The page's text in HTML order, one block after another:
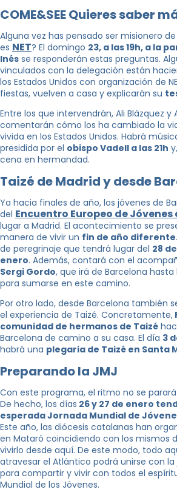
COME&SEE Quieres saber
Alguna vez has pensado ser misionero
es NET? El domingo 23, a las 19h, a la
Inés se responderán estas preguntas.
vinculados con la delegación están
los Estados Unidos con organización de
fiestas, vuelven a casa y explicarán su
Entre los que intervendrán, Ali Blázquez y
comentarán cómo los ha cambiado la
vivida en los Estados Unidos. Habrá
presidida por el obispo Vadell a las 21h
cena en hermandad.
Taizé de Madrid y desde
Ya hacia finales de año, los jóvenes de
del Encuentro Europeo de Jóvenes
lugar a Madrid. El acontecimiento se
manera de vivir un fin de año diferente
de peregrinaje que tendrá lugar del 28
enero. Además, contará con el
Sergi Gordo, que irá de Barcelona
para sumarse en este camino.
Por otro lado, desde Barcelona también
el experiencia de Taizé. Concretamente,
comunidad de hermanos de Taizé
Barcelona de camino a su casa. El día 3
habrá una plegaria de Taizé en Santa
Preparando la JMJ
Con este programa, el ritmo no se
De hecho, los días 26 y 27 de enero
esperada Jornada Mundial de
Este año, las diócesis catalanas han
en Mataró coincidiendo con los mismos
vivirlo desde aquí. De este modo, todo
atravesar el Atlántico podrá unirse con
para compartir y vivir con todos el
Mundial de los Jóvenes.